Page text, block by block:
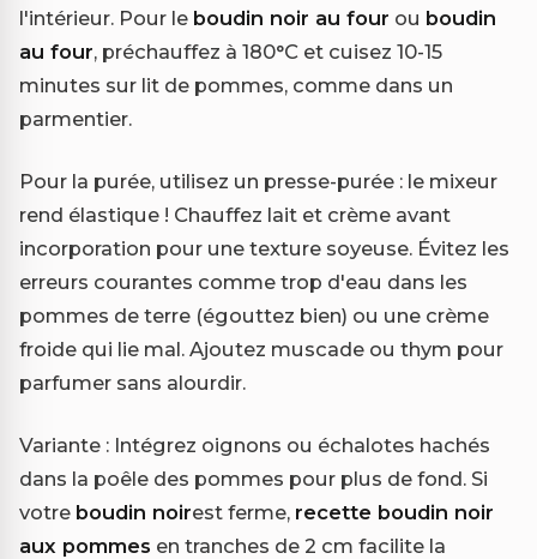
l'intérieur. Pour le boudin noir au four ou boudin
au four, préchauffez à 180°C et cuisez 10-15
minutes sur lit de pommes, comme dans un
parmentier.
Pour la purée, utilisez un presse-purée : le mixeur
rend élastique ! Chauffez lait et crème avant
incorporation pour une texture soyeuse. Évitez les
erreurs courantes comme trop d'eau dans les
pommes de terre (égouttez bien) ou une crème
froide qui lie mal. Ajoutez muscade ou thym pour
parfumer sans alourdir.
Variante : Intégrez oignons ou échalotes hachés
dans la poêle des pommes pour plus de fond. Si
votre boudin noirest ferme, recette boudin noir
aux pommes en tranches de 2 cm facilite la